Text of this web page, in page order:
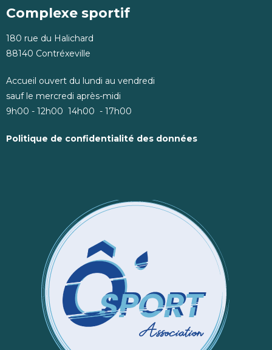
Complexe sportif
180 rue du Halichard
88140 Contréxeville
Accueil ouvert du lundi au vendredi
sauf le mercredi après-midi
9h00 - 12h00 14h00 - 17h00
Politique de confidentialité des données